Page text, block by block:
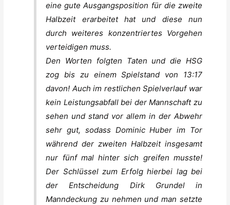
eine gute Ausgangsposition für die zweite
Halbzeit erarbeitet hat und diese nun
durch weiteres konzentriertes Vorgehen
verteidigen muss.
Den Worten folgten Taten und die HSG
zog bis zu einem Spielstand von 13:17
davon! Auch im restlichen Spielverlauf war
kein Leistungsabfall bei der Mannschaft zu
sehen und stand vor allem in der Abwehr
sehr gut, sodass Dominic Huber im Tor
während der zweiten Halbzeit insgesamt
nur fünf mal hinter sich greifen musste!
Der Schlüssel zum Erfolg hierbei lag bei
der Entscheidung Dirk Grundel in
Manndeckung zu nehmen und man setzte